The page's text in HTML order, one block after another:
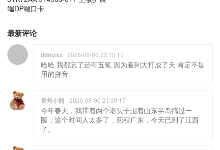
端DP端口卡
最新评论
ddmzxz 2026-08-06 22:15:17
哈哈 我都忘了还有五笔 因为看到大打成了天 肯定不是
用的拼音
青州小熊 2026-08-06 21:30:17
今年春天，我带着两个老头子围着山东半岛搞过一
圈，这个时间人太多了，回程广东，今天已到了江西
了。